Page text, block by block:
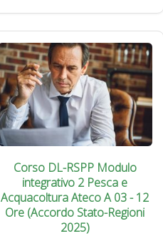
Corso DL-RSPP Modulo
integrativo 2 Pesca e
Acquacoltura Ateco A 03 - 12
Ore (Accordo Stato-Regioni
2025)